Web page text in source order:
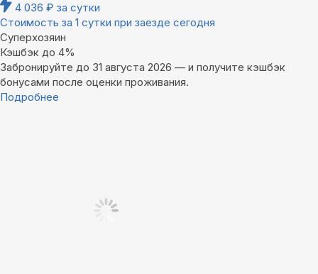
4 036 ₽ за сутки
Стоимость за 1 сутки при заезде сегодня
Суперхозяин
Кэшбэк до 4%
Забронируйте до 31 августа 2026 — и получите кэшбэк
бонусами после оценки проживания.
Подробнее